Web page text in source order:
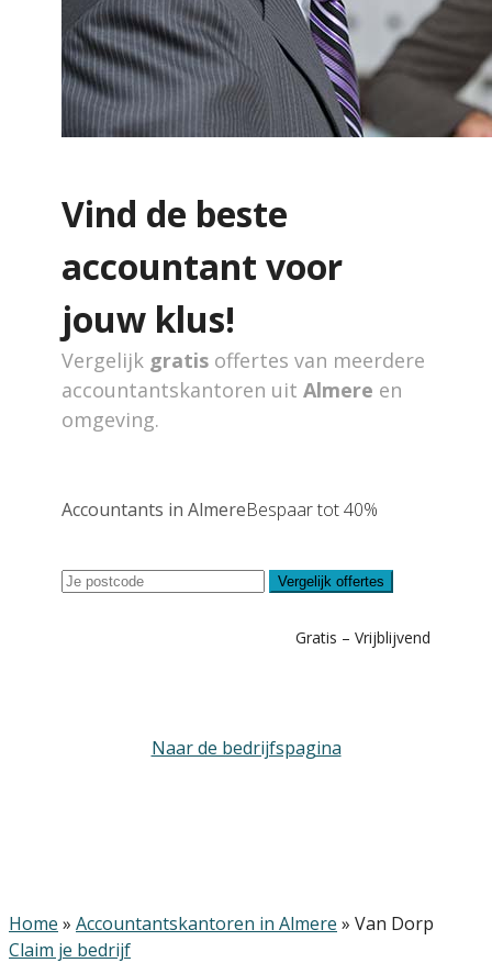
Vind de beste
accountant voor
jouw klus!
Vergelijk gratis offertes van meerdere
accountantskantoren uit Almere en
omgeving.
Accountants in AlmereBespaar tot 40%
Vergelijk offertes
Gratis – Vrijblijvend
Naar de bedrijfspagina
Home » Accountantskantoren in Almere » Van Dorp
Claim je bedrijf